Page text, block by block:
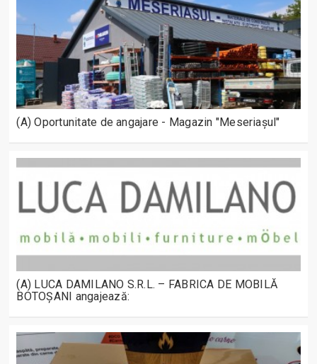
(A) Oportunitate de angajare - Magazin "Meseriașul"
(A) LUCA DAMILANO S.R.L. – FABRICA DE MOBILĂ
BOTOȘANI angajează: